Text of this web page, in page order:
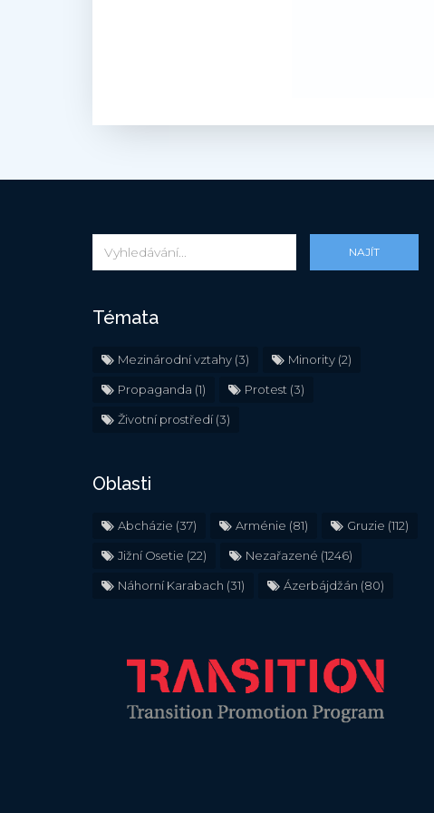
NAJÍT
Témata
Mezinárodní vztahy (3) Minority (2)
Propaganda (1) Protest (3)
Životní prostředí(3)
Oblasti
Abcházie (37) Arménie (81) Gruzie (112)
Jižní Osetie (22) Nezařazené (1246)
Náhorní Karabach (31) Ázerbájdžán (80)